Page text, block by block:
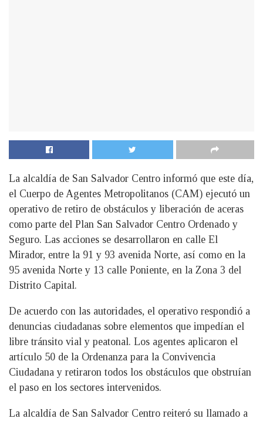
La alcaldía de San Salvador Centro informó que este día,
el Cuerpo de Agentes Metropolitanos (CAM) ejecutó un
operativo de retiro de obstáculos y liberación de aceras
como parte del Plan San Salvador Centro Ordenado y
Seguro. Las acciones se desarrollaron en calle El
Mirador, entre la 91 y 93 avenida Norte, así como en la
95 avenida Norte y 13 calle Poniente, en la Zona 3 del
Distrito Capital.
De acuerdo con las autoridades, el operativo respondió a
denuncias ciudadanas sobre elementos que impedían el
libre tránsito vial y peatonal. Los agentes aplicaron el
artículo 50 de la Ordenanza para la Convivencia
Ciudadana y retiraron todos los obstáculos que obstruían
el paso en los sectores intervenidos.
La alcaldía de San Salvador Centro reiteró su llamado a